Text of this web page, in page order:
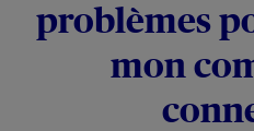
problèmes
mon